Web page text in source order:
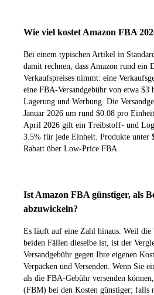
Wie viel kostet Amazon FBA
Bei einem typischen Artikel in
damit rechnen, dass Amazon rund ein
Verkaufspreises nimmt: eine
eine FBA-Versandgebühr von etwa
Lagerung und Werbung. Die
Januar 2026 um rund $0.08 pro
April 2026 gilt ein Treibstoff- und
3.5% für jede Einheit. Produkte unter
Rabatt über Low-Price FBA.
Ist Amazon FBA günstiger, als
abzuwickeln?
Es läuft auf eine Zahl hinaus. Weil die
beiden Fällen dieselbe ist, ist der
Versandgebühr gegen Ihre eigenen
Verpacken und Versenden. Wenn Sie
als die FBA-Gebühr versenden
(FBM) bei den Kosten günstiger;